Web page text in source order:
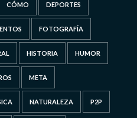
CÓMO DEPORTES
FOTOGRAFÍA
HISTORIA HUMOR
META
NATURALEZA P2P